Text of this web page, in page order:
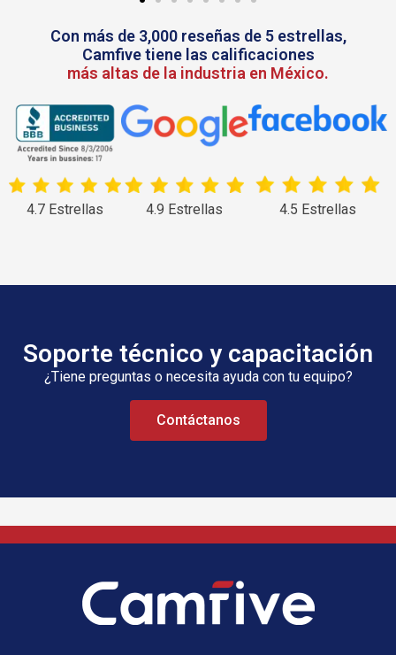
Con más de 3,000 reseñas de 5 estrellas,
Camfive tiene las calificaciones
más altas de la industria en México.
4.7 Estrellas 4.9 Estrellas 4.5 Estrellas
Soporte técnico y capacitación
¿Tiene preguntas o necesita ayuda con tu equipo?
Contáctanos